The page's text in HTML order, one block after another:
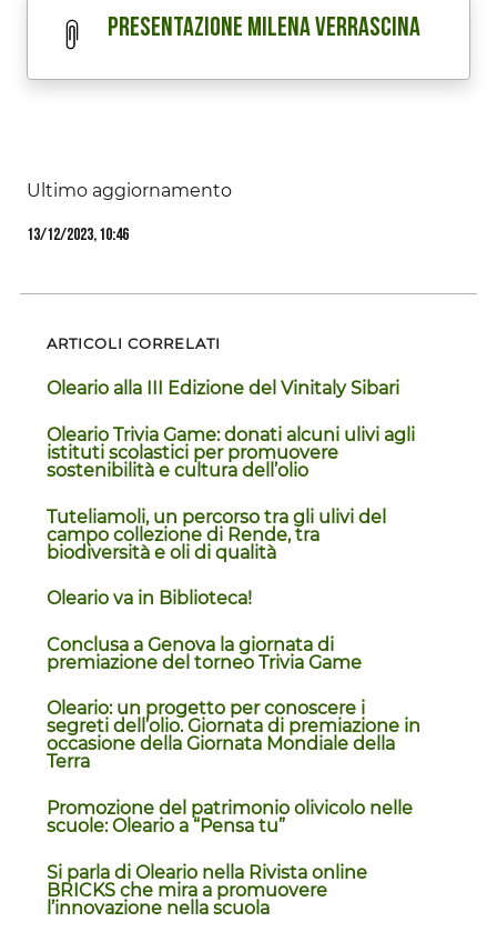
Presentazione MIlena Verrascina
Ultimo aggiornamento
13/12/2023, 10:46
ARTICOLI CORRELATI
Oleario alla III Edizione del Vinitaly Sibari
Oleario Trivia Game: donati alcuni ulivi agli
istituti scolastici per promuovere
sostenibilità e cultura dell’olio
Tuteliamoli, un percorso tra gli ulivi del
campo collezione di Rende, tra
biodiversità e oli di qualità
Oleario va in Biblioteca!
Conclusa a Genova la giornata di
premiazione del torneo Trivia Game
Oleario: un progetto per conoscere i
segreti dell’olio. Giornata di premiazione in
occasione della Giornata Mondiale della
Terra
Promozione del patrimonio olivicolo nelle
scuole: Oleario a “Pensa tu”
Si parla di Oleario nella Rivista online
BRICKS che mira a promuovere
l’innovazione nella scuola